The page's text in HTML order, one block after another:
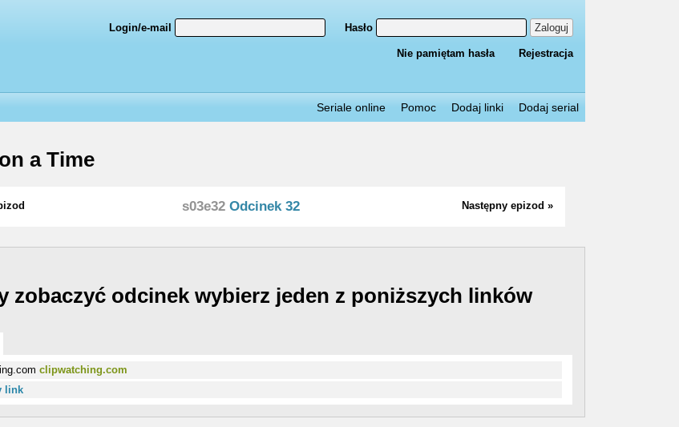
Login/e-mail Hasło Zaloguj
Nie pamiętam hasła Rejestracja
Seriale online Pomoc Dodaj linki Dodaj serial
a Time
Następny epizod »
s03e32Odcinek 32
zobaczyć odcinek wybierz jeden z poniższych linków
clipwatching.com
link